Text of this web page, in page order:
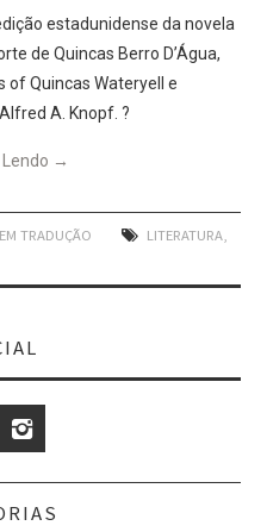
estadunidense da novela
de Quincas Berro D’Água,
of Quincas Wateryell e
A. Knopf. ?
→
TRADUÇÃO LITERATURA,